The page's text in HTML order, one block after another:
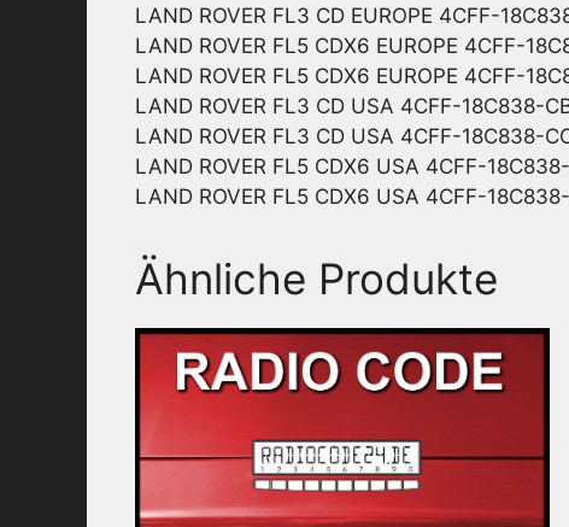
LAND ROVER FL3 CD EUROPE 4CFF-
LAND ROVER FL5 CDX6 EUROPE 4CFF-
LAND ROVER FL5 CDX6 EUROPE 4CFF-
LAND ROVER FL3 CD USA 4CFF-18C838-
LAND ROVER FL3 CD USA 4CFF-18C838-
LAND ROVER FL5 CDX6 USA 4CFF-
LAND ROVER FL5 CDX6 USA 4CFF-
Ähnliche Produkte